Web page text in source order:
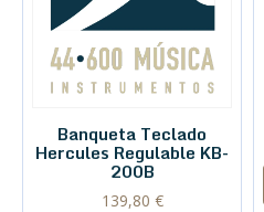
Banqueta Teclado
Hercules Regulable KB-
200B
139,80 €